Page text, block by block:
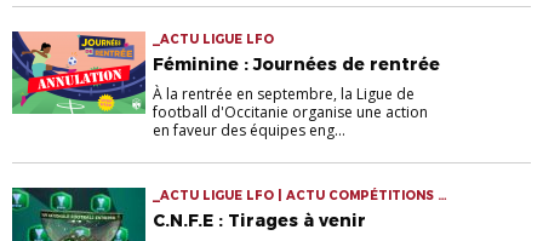
_ACTU LIGUE LFO
Féminine : Journées de rentrée
À la rentrée en septembre, la Ligue de
football d'Occitanie organise une action
en faveur des équipes eng...
_ACTU LIGUE LFO | ACTU COMPÉTITIONS |
FOOTBALL ENTREPRISE
C.N.F.E : Tirages à venir